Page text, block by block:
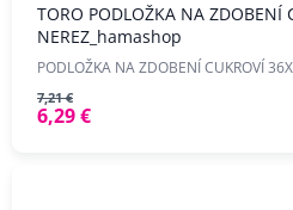
TORO PODLOŽKA NA ZDOBENÍ
NEREZ_hamashop
PODLOŽKA NA ZDOBENÍ CUKROVÍ
7,21 €
6,29 €